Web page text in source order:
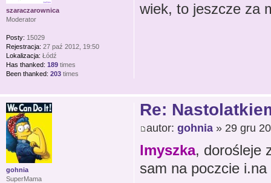
wiek, to jeszcze za
szaraczarownica
Moderator
Posty: 15029
Rejestracja: 27 paź 2012, 19:50
Lokalizacja: Łódź
Has thanked: 189 times
Been thanked: 203 times
Re:
autor: gohnia» 29 gru
lmyszka, dorośleje
sam na poczcie
gohnia
SuperMama